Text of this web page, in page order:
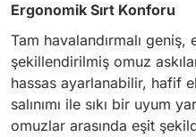
Ergonomik Sırt Konforu
Tam havalandırmalı
şekillendirilmiş omuz
hassas ayarlanabilir, hafif
salınımı ile sıkı bir uyum
omuzlar arasında eşit